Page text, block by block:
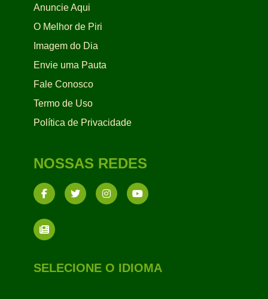
Anuncie Aqui
O Melhor de Piri
Imagem do Dia
Envie uma Pauta
Fale Conosco
Termo de Uso
Política de Privacidade
NOSSAS REDES
SELECIONE O IDIOMA